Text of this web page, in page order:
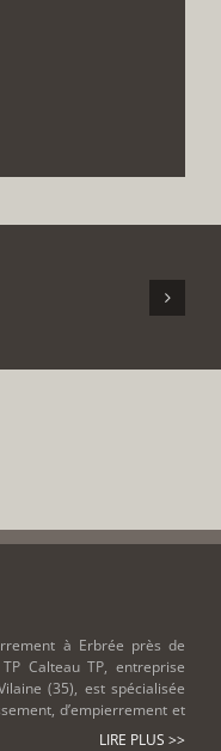
à Erbrée près de
Calteau TP, entreprise
(35), est spécialisée
d’empierrement et
LIRE PLUS >>